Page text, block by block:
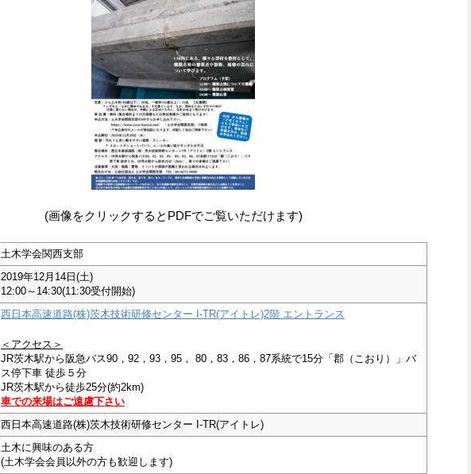
(画像をクリックするとPDFでご覧いただけます)
土木学会関西支部
2019年12月14日(土)
12:00～14:30(11:30受付開始)
西日本高速道路(株)茨木技術研修センター I-TR(アイトレ)2階 エントランス
＜アクセス＞
JR茨木駅から阪急バス90，92，93，95， 80，83，86，87系統で15分「郡（こおり）」バ
ス停下車 徒歩５分
JR茨木駅から徒歩25分(約2km)
車での来場はご遠慮下さい
西日本高速道路(株)茨木技術研修センター I-TR(アイトレ)
土木に興味のある方
(土木学会会員以外の方も歓迎します)